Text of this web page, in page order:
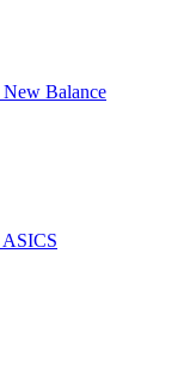
New Balance
ASICS